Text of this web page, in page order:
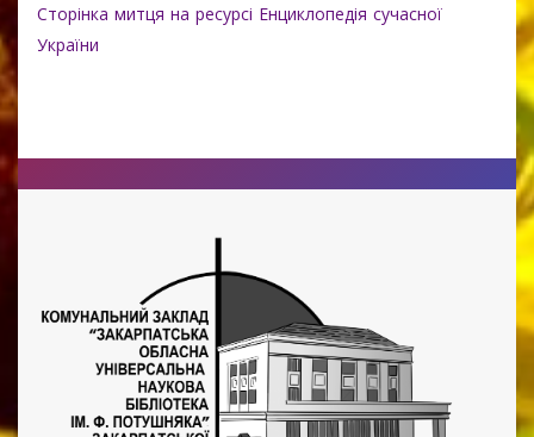
Сторінка митця на ресурсі Енциклопедія сучасної
України